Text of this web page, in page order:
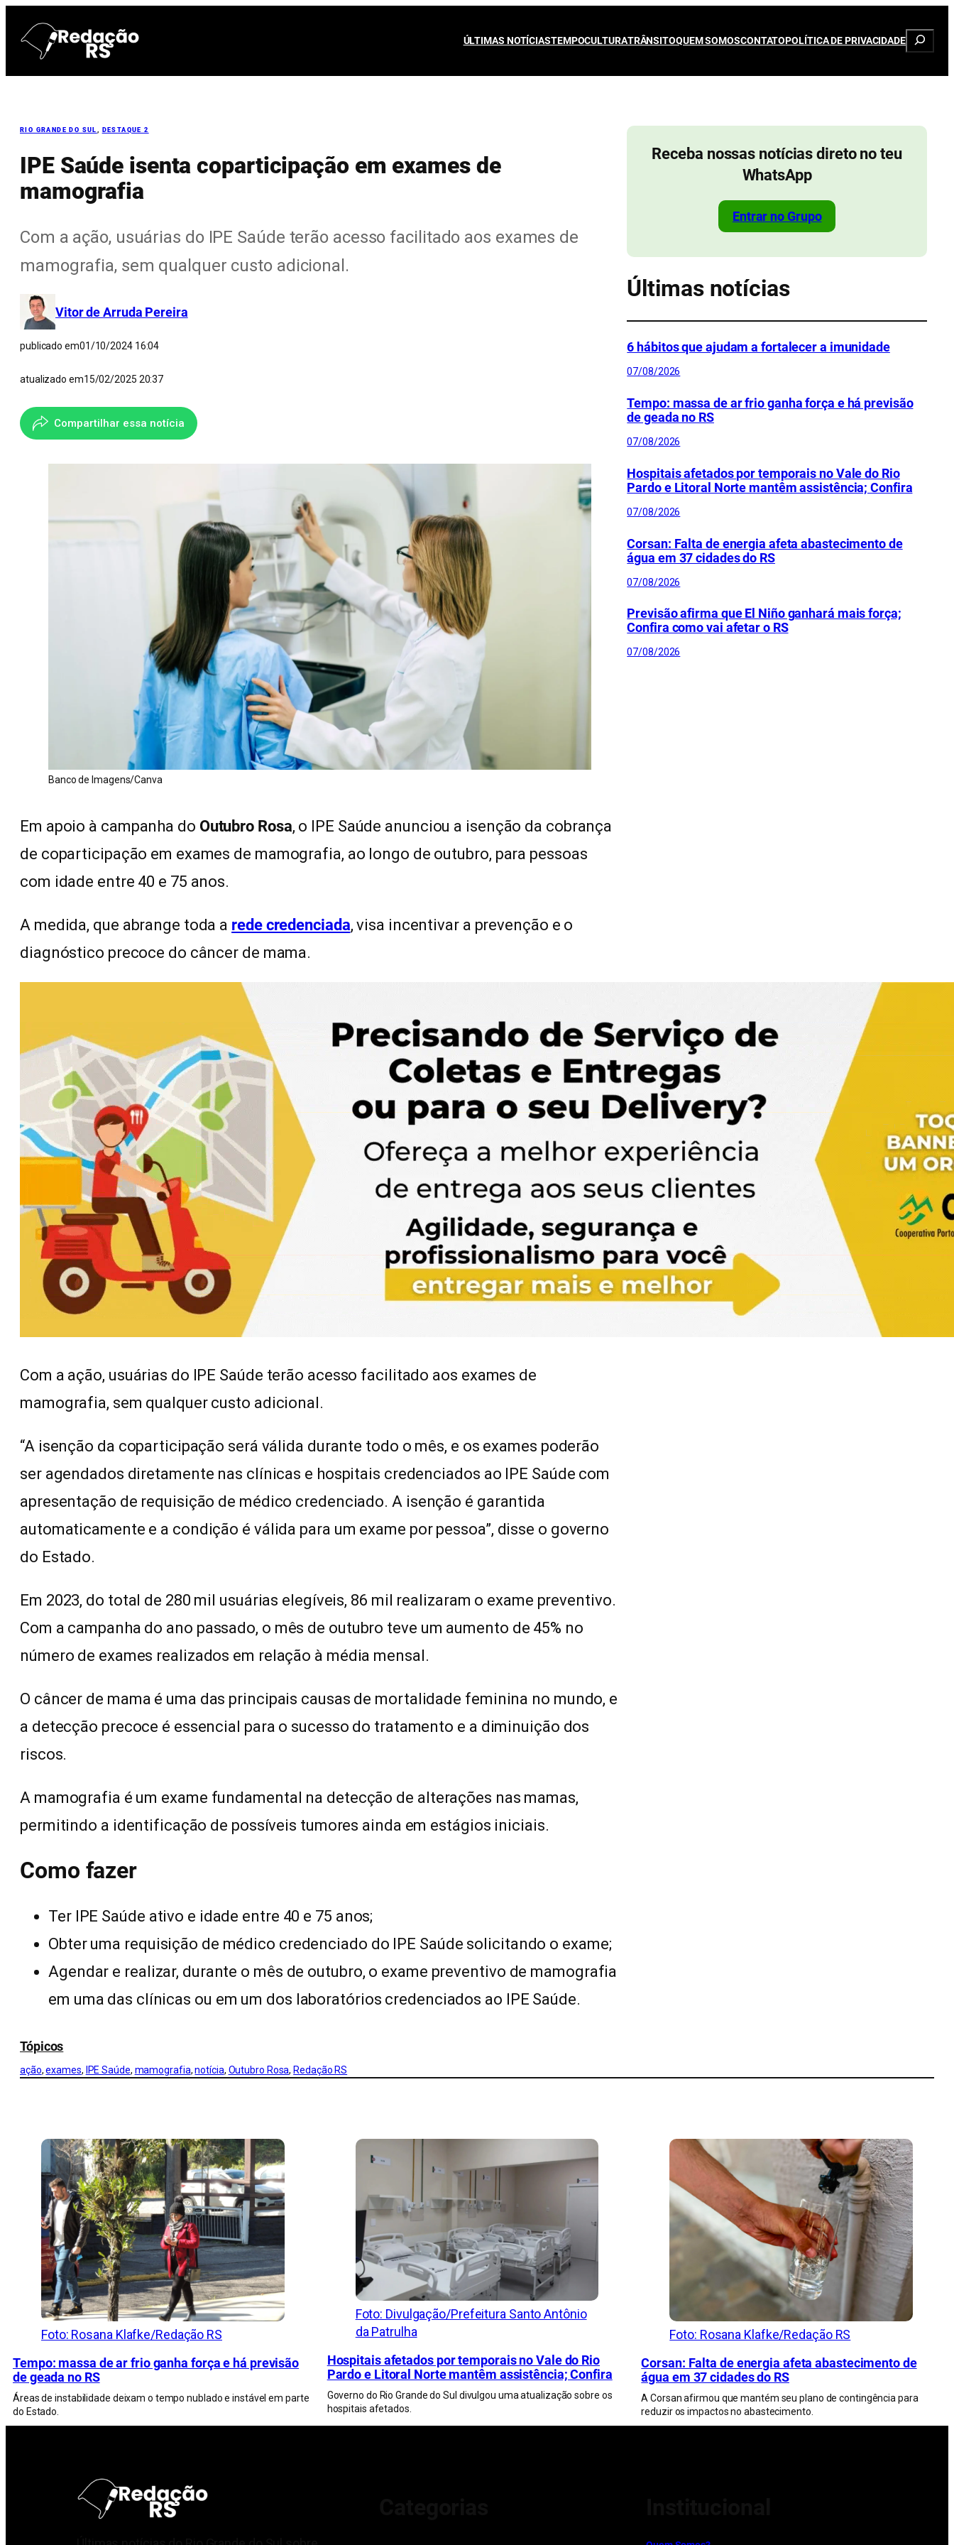
para
conteúdo
ÚLTIMAS NOTÍCIASTEMPOCULTURATRÂNSITOQUEM SOMOSCONTATOPOLÍTICA DE PRIVACIDADE
RIO GRANDE DO SUL DESTAQUE 2
IPE Saúde isenta coparticipação em exames de
mamografia
Com a ação, usuárias do IPE Saúde terão acesso facilitado aos exames de
mamografia, sem qualquer custo adicional.
Vitor de Arruda Pereira
publicado em01/10/2024 16:04
atualizado em15/02/2025 20:37
Compartilhar essa notícia
Banco de Imagens/Canva
Em apoio à campanha do Outubro Rosa, o IPE Saúde anunciou a isenção da cobrança
de coparticipação em exames de mamografia, ao longo de outubro, para pessoas
com idade entre 40 e 75 anos.
A medida, que abrange toda a rede credenciada, visa incentivar a prevenção e o
diagnóstico precoce do câncer de mama.
Com a ação, usuárias do IPE Saúde terão acesso facilitado aos exames de
mamografia, sem qualquer custo adicional.
“A isenção da coparticipação será válida durante todo o mês, e os exames poderão
ser agendados diretamente nas clínicas e hospitais credenciados ao IPE Saúde com
apresentação de requisição de médico credenciado. A isenção é garantida
automaticamente e a condição é válida para um exame por pessoa”, disse o governo
do Estado.
Em 2023, do total de 280 mil usuárias elegíveis, 86 mil realizaram o exame preventivo.
Com a campanha do ano passado, o mês de outubro teve um aumento de 45% no
número de exames realizados em relação à média mensal.
O câncer de mama é uma das principais causas de mortalidade feminina no mundo, e
a detecção precoce é essencial para o sucesso do tratamento e a diminuição dos
riscos.
A mamografia é um exame fundamental na detecção de alterações nas mamas,
permitindo a identificação de possíveis tumores ainda em estágios iniciais.
Como fazer
Ter IPE Saúde ativo e idade entre 40 e 75 anos;
Obter uma requisição de médico credenciado do IPE Saúde solicitando o exame;
Agendar e realizar, durante o mês de outubro, o exame preventivo de mamografia
em uma das clínicas ou em um dos laboratórios credenciados ao IPE Saúde.
Tópicos
ação, exames, IPE Saúde, mamografia, notícia, Outubro Rosa, Redação RS
Receba nossas notícias direto no teu
WhatsApp
Entrar no Grupo
Últimas notícias
6 hábitos que ajudam a fortalecer a imunidade
07/08/2026
Tempo: massa de ar frio ganha força e há previsão
de geada no RS
07/08/2026
Hospitais afetados por temporais no Vale do Rio
Pardo e Litoral Norte mantêm assistência; Confira
07/08/2026
Corsan: Falta de energia afeta abastecimento de
água em 37 cidades do RS
07/08/2026
Previsão afirma que El Niño ganhará mais força;
Confira como vai afetar o RS
07/08/2026
Foto: Rosana Klafke/Redação RS
Tempo: massa de ar frio ganha força e há previsão
de geada no RS
Áreas de instabilidade deixam o tempo nublado e instável em parte
do Estado.
Foto: Divulgação/Prefeitura Santo Antônio
da Patrulha
Hospitais afetados por temporais no Vale do Rio
Pardo e Litoral Norte mantêm assistência; Confira
Governo do Rio Grande do Sul divulgou uma atualização sobre os
hospitais afetados.
Foto: Rosana Klafke/Redação RS
Corsan: Falta de energia afeta abastecimento de
água em 37 cidades do RS
A Corsan afirmou que mantém seu plano de contingência para
reduzir os impactos no abastecimento.